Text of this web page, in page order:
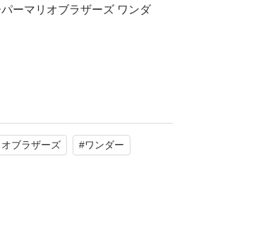
ーマリオブラザーズ ワンダ
ブラザーズ #ワンダー